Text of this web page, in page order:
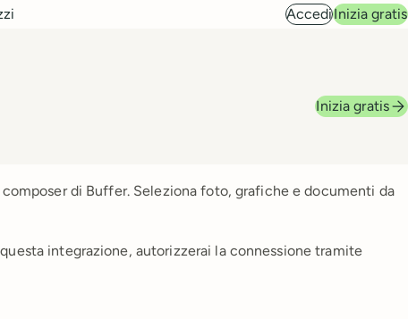
AccediInizia gratis
Inizia gratis
di Buffer. Seleziona foto, grafiche e documenti da
integrazione, autorizzerai la connessione tramite